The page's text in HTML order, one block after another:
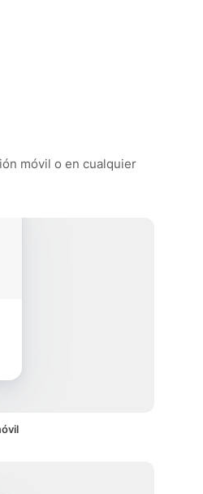
móvil o en cualquier